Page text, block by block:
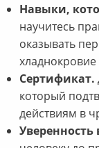
Навыки,
научитесь
оказывать
хладнокровие
Сертификат.
который
действиям в
Уверенность